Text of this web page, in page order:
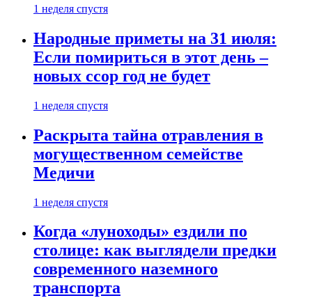
1 неделя спустя
Народные приметы на 31 июля:
Если помириться в этот день –
новых ссор год не будет
1 неделя спустя
Раскрыта тайна отравления в
могущественном семействе
Медичи
1 неделя спустя
Когда «луноходы» ездили по
столице: как выглядели предки
современного наземного
транспорта